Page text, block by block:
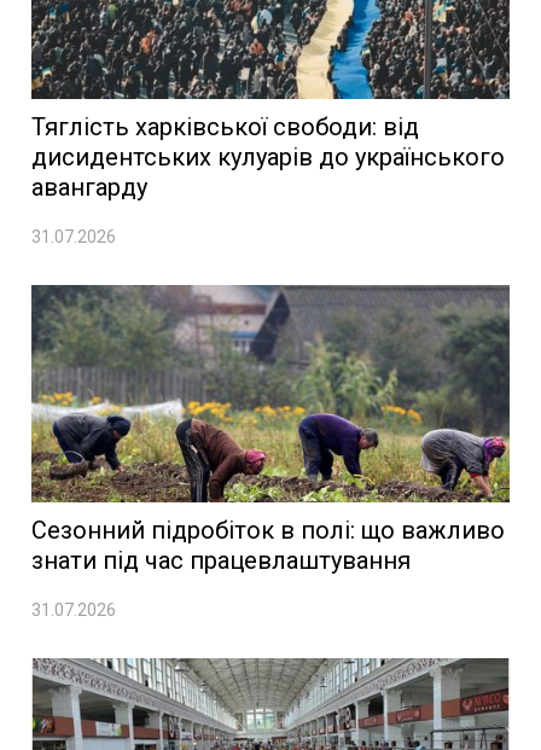
Тяглість харківської свободи: від
дисидентських кулуарів до українського
авангарду
31.07.2026
Сезонний підробіток в полі: що важливо
знати під час працевлаштування
31.07.2026